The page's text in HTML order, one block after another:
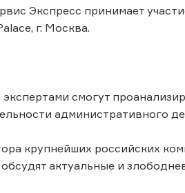
Экспресс принимает
г. Москва.
смогут
административного
крупнейших российских
актуальные и